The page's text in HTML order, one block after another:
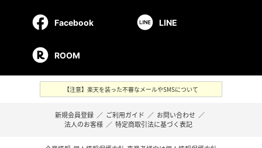
Facebook LINE
ROOM
【注意】楽天を装った不審なメールやSMSについて
新規会員登録 ／ ご利用ガイド ／ お問い合わせ ／
法人のお客様 ／ 特定商取引法に基づく表記